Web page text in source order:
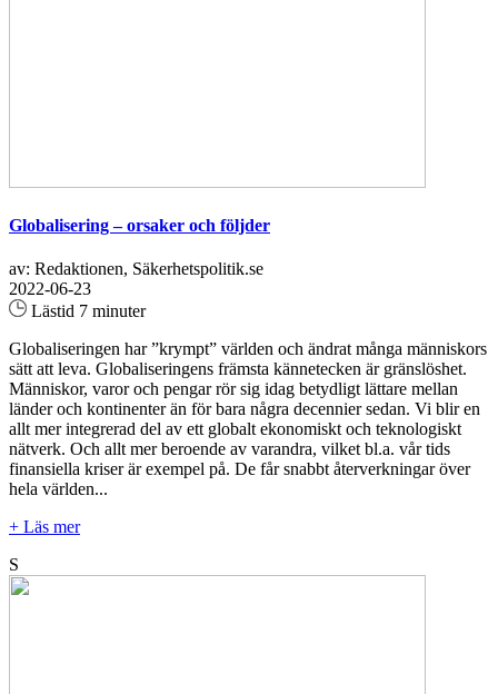
Globalisering – orsaker och följder
av: Redaktionen, Säkerhetspolitik.se
2022-06-23
Lästid 7 minuter
Globaliseringen har ”krympt” världen och ändrat många människors
sätt att leva. Globaliseringens främsta kännetecken är gränslöshet.
Människor, varor och pengar rör sig idag betydligt lättare mellan
länder och kontinenter än för bara några decennier sedan. Vi blir en
allt mer integrerad del av ett globalt ekonomiskt och teknologiskt
nätverk. Och allt mer beroende av varandra, vilket bl.a. vår tids
finansiella kriser är exempel på. De får snabbt återverkningar över
hela världen...
+ Läs mer
S